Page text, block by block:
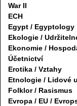
War II
ECH
Egypt / Egyptology
Ekologie /
Ekonomie /
Účetnictví
Erotika / Vztahy
Etnologie / Lidové
Folklor / Rasismus
Evropa / EU /